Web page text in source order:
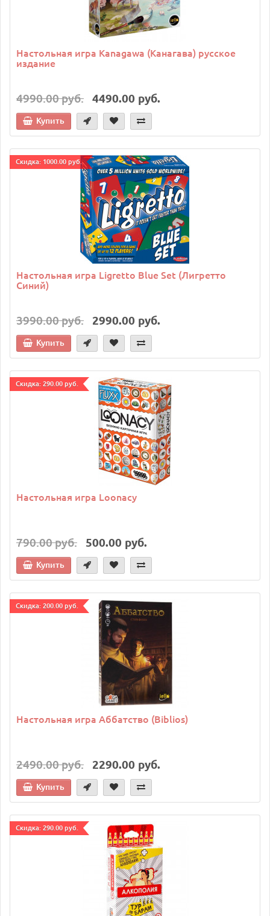
Настольная игра Kanagawa (Канагава) русское
издание
4990.00 руб. 4490.00 руб.
Купить
Cкидка: 1000.00 руб.
Настольная игра Ligretto Blue Set (Лигретто
Синий)
3990.00 руб. 2990.00 руб.
Купить
Cкидка: 290.00 руб.
Настольная игра Loonacy
790.00 руб. 500.00 руб.
Купить
Cкидка: 200.00 руб.
Настольная игра Аббатство (Biblios)
2490.00 руб. 2290.00 руб.
Купить
Cкидка: 290.00 руб.